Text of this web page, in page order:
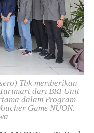
Tbk memberikan
dari BRI Unit
dalam Program
Game NUON.